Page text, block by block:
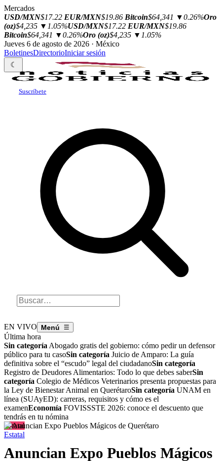
Mercados
USD/MXN$17.22 EUR/MXN$19.86 Bitcoin$64,341 ▼0.26%Oro
(oz)$4,235 ▼1.05%USD/MXN$17.22 EUR/MXN$19.86
Bitcoin$64,341 ▼0.26%Oro (oz)$4,235 ▼1.05%
Jueves 6 de agosto de 2026 · México
BoletinesDirectorioIniciar sesión
☾
Suscríbete
EN VIVO ☰
Última hora
Sin categoríaAbogado gratis del gobierno: cómo pedir un defensor
público para tu casoSin categoría Juicio de Amparo: La guía
definitiva sobre el “escudo” legal del ciudadanoSin categoría
Registro de Deudores Alimentarios: Todo lo que debes saberSin
categoría Colegio de Médicos Veterinarios presenta propuestas para
la Ley de Bienestar Animal en QuerétaroSin categoría UNAM en
línea (SUAyED): carreras, requisitos y cómo es el
examenEconomía FOVISSSTE 2026: conoce el descuento que
tendrás en tu nómina
Estatal
Estatal
Anuncian Expo Pueblos Mágicos